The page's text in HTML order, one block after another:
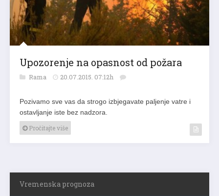
Upozorenje na opasnost od požara
Rama 20.07.2015. 07:12h
Pozivamo sve vas da strogo izbjegavate paljenje vatre i
ostavljanje iste bez nadzora.
Pročitajte više
Vremenska prognoza